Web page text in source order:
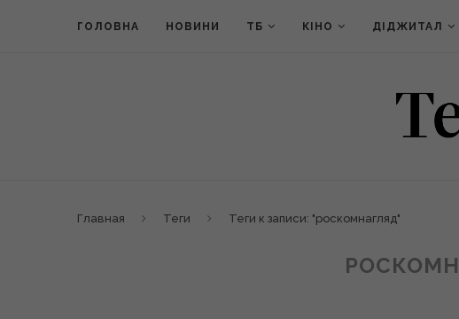
ГОЛОВНА НОВИНИ ТБ КІНО ДІДЖИТАЛ
Главная Теги Теги к записи: "роскомнагляд"